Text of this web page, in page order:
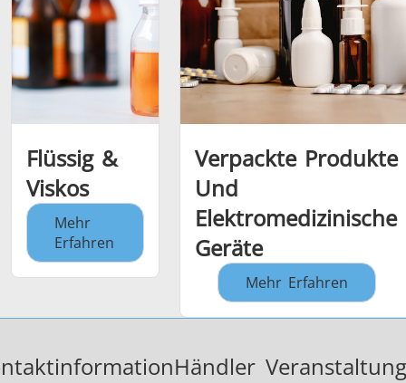
Flüssig &
Viskos
Mehr
Erfahren
Verpackte Produkte
Und
Elektromedizinische
Geräte
Mehr Erfahren
Händler